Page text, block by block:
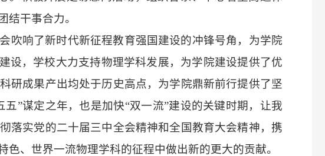
结干事合力。
吹响了新时代新征程教育强国建设的冲锋号角，为学院
设，学校大力支持物理学科发展，为学院建设提供了优
研成果产出均处于历史高点，为学院鼎新前行提供了坚
”谋定之年，也是加快“双一流”建设的关键时期，让我
落实党的二十届三中全会精神和全国教育大会精神，携
、世界一流物理学科的征程中做出新的更大的贡献。